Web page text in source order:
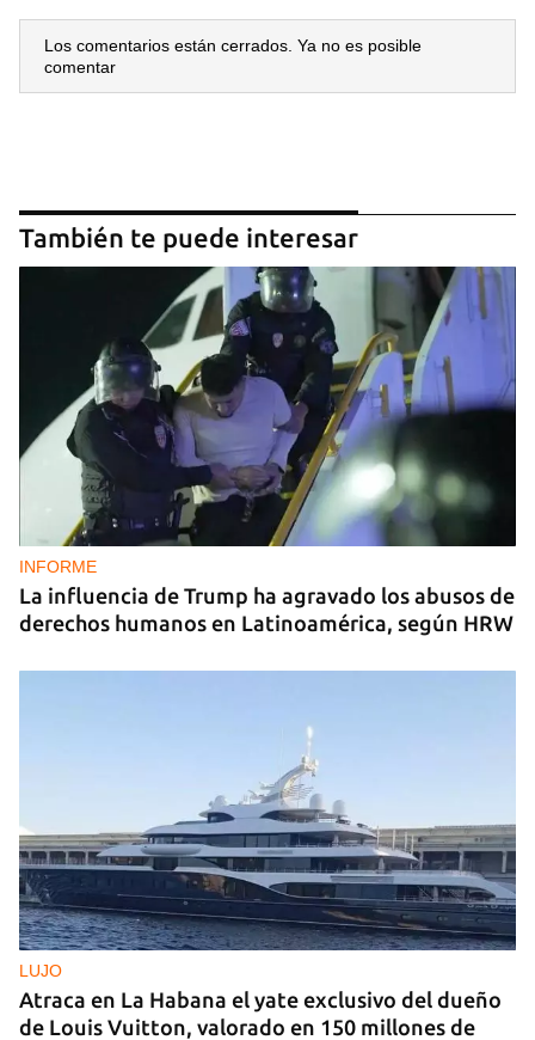
Los comentarios están cerrados. Ya no es posible
comentar
También te puede interesar
INFORME
La influencia de Trump ha agravado los abusos de
derechos humanos en Latinoamérica, según HRW
LUJO
Atraca en La Habana el yate exclusivo del dueño
de Louis Vuitton, valorado en 150 millones de